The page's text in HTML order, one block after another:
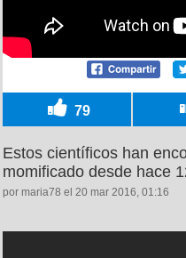
79
Estos científicos han
momificado desde hace
por maria78 el 20 mar 2016, 01:16